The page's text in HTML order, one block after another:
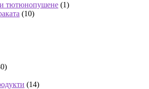
тютюнопушене (1)
(10)
(14)